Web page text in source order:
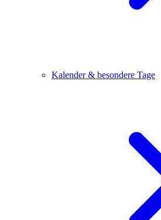
Kalender & besondere Tage